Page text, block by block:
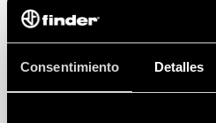
Consentimiento Detalles